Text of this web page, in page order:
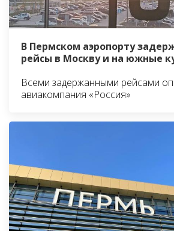
В Пермском аэропорту
рейсы в Москву и на южные
Всеми задержанными рейсами
авиакомпания «Россия»